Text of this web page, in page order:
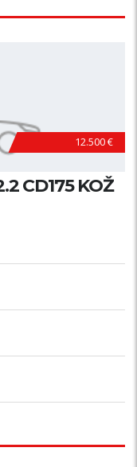
12.500 €
CD175 KOŽ